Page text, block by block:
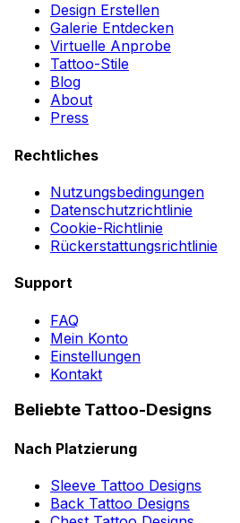
Design Erstellen
Galerie Entdecken
Virtuelle Anprobe
Tattoo-Stile
Blog
About
Press
Rechtliches
Nutzungsbedingungen
Datenschutzrichtlinie
Cookie-Richtlinie
Rückerstattungsrichtlinie
Support
FAQ
Mein Konto
Einstellungen
Kontakt
Beliebte Tattoo-Designs
Nach Platzierung
Sleeve Tattoo Designs
Back Tattoo Designs